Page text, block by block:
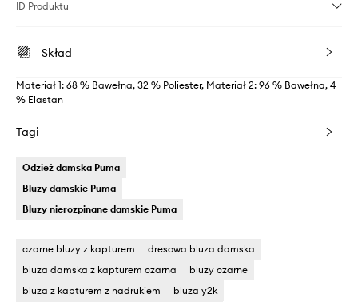
ID Produktu
Skład
Materiał 1: 68 % Bawełna, 32 % Poliester, Materiał 2: 96 % Bawełna, 4
% Elastan
Tagi
Odzież damska Puma
Bluzy damskie Puma
Bluzy nierozpinane damskie Puma
czarne bluzy z kapturem
dresowa bluza damska
bluza damska z kapturem czarna
bluzy czarne
bluza z kapturem z nadrukiem
bluza y2k